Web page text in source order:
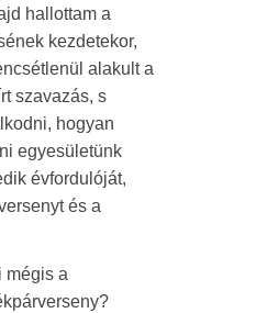
hallottam a
kezdetekor,
alakult a
szavazás, s
hogyan
egyesületünk
évfordulóját,
és a
mégis a